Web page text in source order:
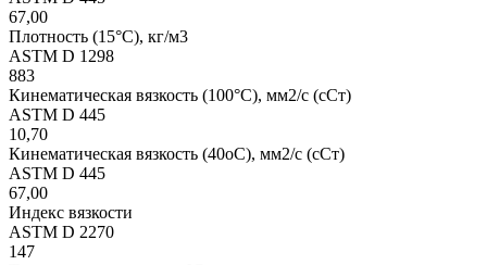
67,00
Плотность (15°С), кг/м3
ASTM D 1298
883
Кинематическая вязкость (100°С), мм2/с (сСт)
ASTM D 445
10,70
Кинематическая вязкость (40оC), мм2/с (сСт)
ASTM D 445
67,00
Индекс вязкости
ASTM D 2270
147